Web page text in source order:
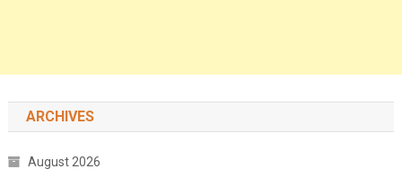
ARCHIVES
August 2026